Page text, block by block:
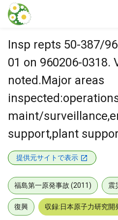
本文に飛ぶ
Insp repts 50-387/
01 on 960206-0318.
noted.Major areas
maint/
support,plant
提供元サイトで表示
福島第一原発事故 (2011) 震
復興 収録:日本原子力研究開